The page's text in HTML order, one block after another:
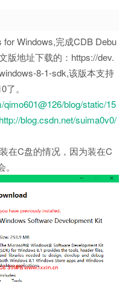
Windows,完成CDB Debu
版地址下载的：https://dev.
8-1-sdk,该版本支持
。
qimo601@126/blog/static/15
http://blog.csdn.net/suima0v0/
在C盘的情况，因为装在C